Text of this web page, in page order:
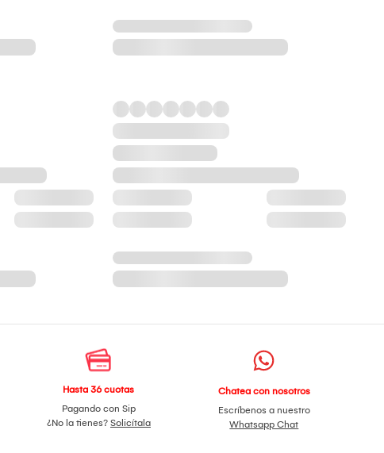
Hasta 36 cuotas
Pagando con Sip
¿No la tienes? Solicítala
Chatea con nosotros
Escríbenos a nuestro
Whatsapp Chat